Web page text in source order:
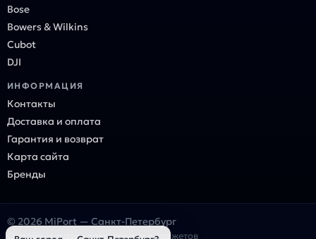
Bose
Bowers & Wilkins
Cubot
DJI
ИНФОРМАЦИЯ
Контакты
Доставка и оплата
Гарантия и возврат
Карта сайта
Бренды
© 2026 MiPort — Санкт-Петербург
Онлайн-магазин электроники и гаджетов